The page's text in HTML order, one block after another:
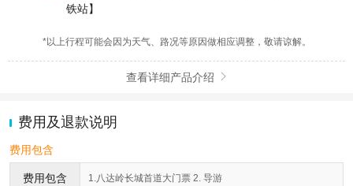
铁站】
*以上行程可能会因为天气、路况等原因做相应调整，敬请谅解。
查看详细产品介绍 
费用及退款说明
费用包含
费用包含 1.八达岭长城首道大门票 2. 导游